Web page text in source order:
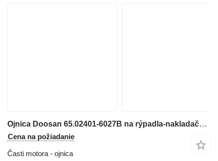
Ojnica Doosan 65.02401-6027B na rýpadla-nakladača Doosan DX420LC / DX480LC / DX520LC-LCA
Cena na požiadanie
Časti motora - ojnica